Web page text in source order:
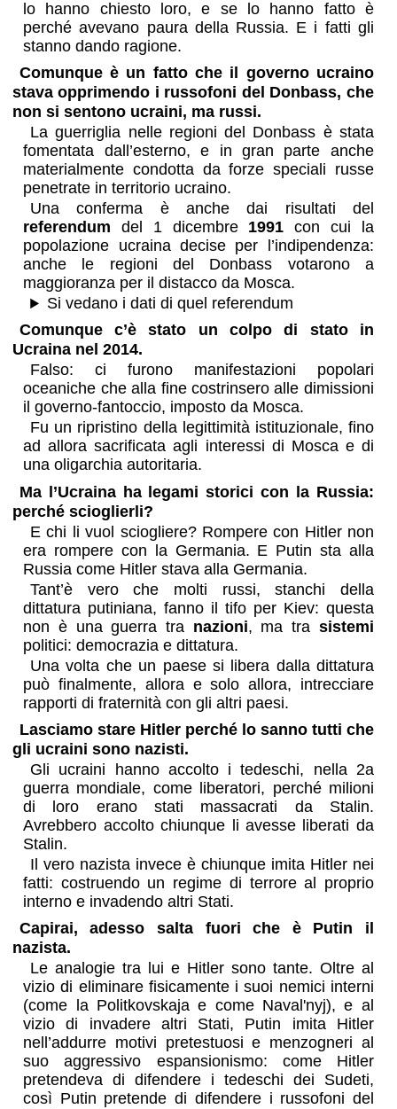
lo hanno chiesto loro, e se lo hanno fatto è
perché avevano paura della Russia. E i fatti gli
stanno dando ragione.
Comunque è un fatto che il governo ucraino
stava opprimendo i russofoni del Donbass, che
non si sentono ucraini, ma russi.
La guerriglia nelle regioni del Donbass è stata
fomentata dall’esterno, e in gran parte anche
materialmente condotta da forze speciali russe
penetrate in territorio ucraino.
Una conferma è anche dai risultati del
referendum del 1 dicembre 1991 con cui la
popolazione ucraina decise per l’indipendenza:
anche le regioni del Donbass votarono a
maggioranza per il distacco da Mosca.
Si vedano i dati di quel referendum
Comunque c’è stato un colpo di stato in
Ucraina nel 2014.
Falso: ci furono manifestazioni popolari
oceaniche che alla fine costrinsero alle dimissioni
il governo-fantoccio, imposto da Mosca.
Fu un ripristino della legittimità istituzionale, fino
ad allora sacrificata agli interessi di Mosca e di
una oligarchia autoritaria.
Ma l’Ucraina ha legami storici con la Russia:
perché scioglierli?
E chi li vuol sciogliere? Rompere con Hitler non
era rompere con la Germania. E Putin sta alla
Russia come Hitler stava alla Germania.
Tant’è vero che molti russi, stanchi della
dittatura putiniana, fanno il tifo per Kiev: questa
non è una guerra tra nazioni, ma tra sistemi
politici: democrazia e dittatura.
Una volta che un paese si libera dalla dittatura
può finalmente, allora e solo allora, intrecciare
rapporti di fraternità con gli altri paesi.
Lasciamo stare Hitler perché lo sanno tutti che
gli ucraini sono nazisti.
Gli ucraini hanno accolto i tedeschi, nella 2a
guerra mondiale, come liberatori, perché milioni
di loro erano stati massacrati da Stalin.
Avrebbero accolto chiunque li avesse liberati da
Stalin.
Il vero nazista invece è chiunque imita Hitler nei
fatti: costruendo un regime di terrore al proprio
interno e invadendo altri Stati.
Capirai, adesso salta fuori che è Putin il
nazista.
Le analogie tra lui e Hitler sono tante. Oltre al
vizio di eliminare fisicamente i suoi nemici interni
(come la Politkovskaja e come Naval'nyj), e al
vizio di invadere altri Stati, Putin imita Hitler
nell’addurre motivi pretestuosi e menzogneri al
suo aggressivo espansionismo: come Hitler
pretendeva di difendere i tedeschi dei Sudeti,
così Putin pretende di difendere i russofoni del